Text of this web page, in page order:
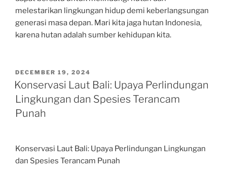
melestarikan lingkungan hidup demi keberlangsungan
generasi masa depan. Mari kita jaga hutan Indonesia,
karena hutan adalah sumber kehidupan kita.
POSTED
ON
DECEMBER 19, 2024
Konservasi Laut Bali: Upaya Perlindungan
Lingkungan dan Spesies Terancam
Punah
Konservasi Laut Bali: Upaya Perlindungan Lingkungan
dan Spesies Terancam Punah